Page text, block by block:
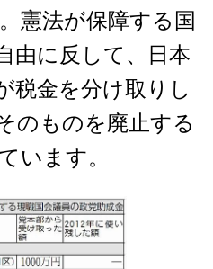
憲法が保障する国
由に反して、日本
税金を分け取りし
のものを廃止する
います。